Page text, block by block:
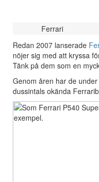
Ferrari
Redan 2007 lanserade
nöjer sig med att kryssa
Tänk på dem som en
Genom åren har de
dussintals okända